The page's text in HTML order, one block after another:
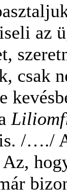
az
csak
/…./
Az,